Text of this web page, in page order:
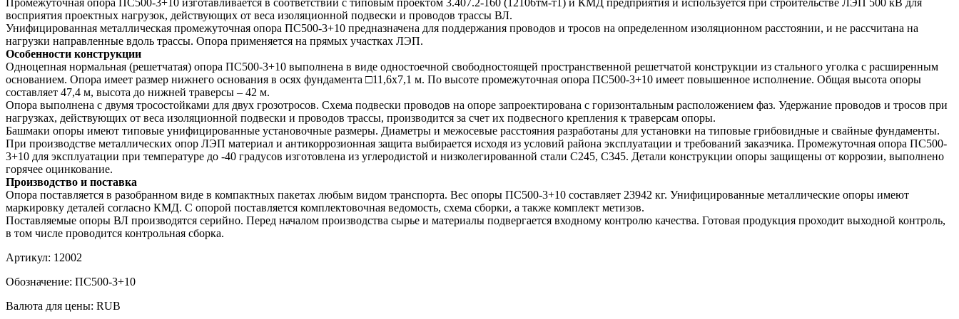
восприятия проектных нагрузок, действующих от веса изоляционной подвески и проводов трассы ВЛ.
Унифицированная металлическая промежуточная опора ПС500-3+10 предназначена для поддержания проводов и тросов на определенном изоляционном расстоянии, и не рассчитана на
нагрузки направленные вдоль трассы. Опора применяется на прямых участках ЛЭП.
Особенности конструкции
Одноцепная нормальная (решетчатая) опора ПС500-3+10 выполнена в виде одностоечной свободностоящей пространственной решетчатой конструкции из стального уголка с расширенным
основанием. Опора имеет размер нижнего основания в осях фундамента □11,6х7,1 м. По высоте промежуточная опора ПС500-3+10 имеет повышенное исполнение. Общая высота опоры
составляет 47,4 м, высота до нижней траверсы – 42 м.
Опора выполнена с двумя тросостойками для двух грозотросов. Схема подвески проводов на опоре запроектирована с горизонтальным расположением фаз. Удержание проводов и тросов при
нагрузках, действующих от веса изоляционной подвески и проводов трассы, производится за счет их подвесного крепления к траверсам опоры.
Башмаки опоры имеют типовые унифицированные установочные размеры. Диаметры и межосевые расстояния разработаны для установки на типовые грибовидные и свайные фундаменты.
При производстве металлических опор ЛЭП материал и антикоррозионная защита выбирается исходя из условий района эксплуатации и требований заказчика. Промежуточная опора ПС500-
3+10 для эксплуатации при температуре до -40 градусов изготовлена из углеродистой и низколегированной стали С245, С345. Детали конструкции опоры защищены от коррозии, выполнено
горячее оцинкование.
Производство и поставка
Опора поставляется в разобранном виде в компактных пакетах любым видом транспорта. Вес опоры ПС500-3+10 составляет 23942 кг. Унифицированные металлические опоры имеют
маркировку деталей согласно КМД. С опорой поставляется комплектовочная ведомость, схема сборки, а также комплект метизов.
Поставляемые опоры ВЛ производятся серийно. Перед началом производства сырье и материалы подвергается входному контролю качества. Готовая продукция проходит выходной контроль,
в том числе проводится контрольная сборка.
Артикул: 12002
Обозначение: ПС500-3+10
Валюта для цены: RUB